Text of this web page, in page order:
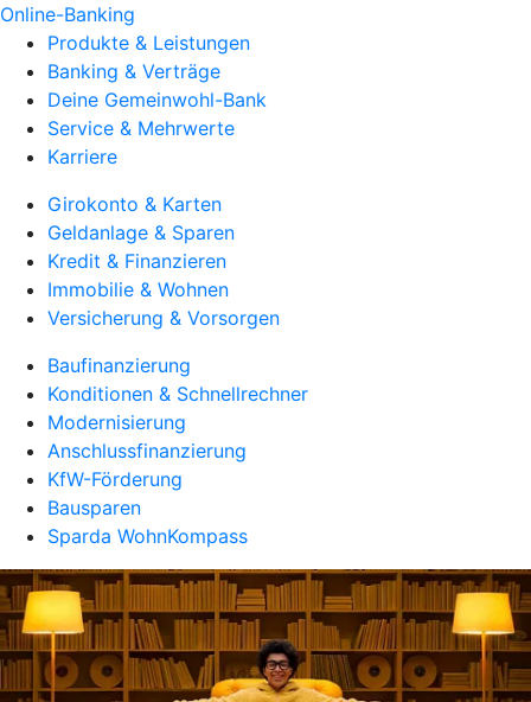
Online-Banking
Produkte & Leistungen
Banking & Verträge
Deine Gemeinwohl-Bank
Service & Mehrwerte
Karriere
Girokonto & Karten
Geldanlage & Sparen
Kredit & Finanzieren
Immobilie & Wohnen
Versicherung & Vorsorgen
Baufinanzierung
Konditionen & Schnellrechner
Modernisierung
Anschlussfinanzierung
KfW-Förderung
Bausparen
Sparda WohnKompass